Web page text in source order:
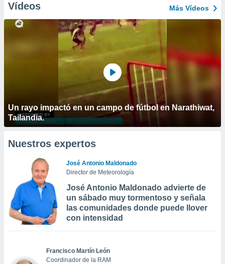
Vídeos Más Vídeos
Un rayo impactó en un campo de fútbol en Narathiwat,
Tailandia.
Nuestros expertos
José Antonio Maldonado
Director de Meteorología
José Antonio Maldonado advierte de
un sábado muy tormentoso y señala
las comunidades donde puede llover
con intensidad
Francisco Martín León
Coordinador de la RAM